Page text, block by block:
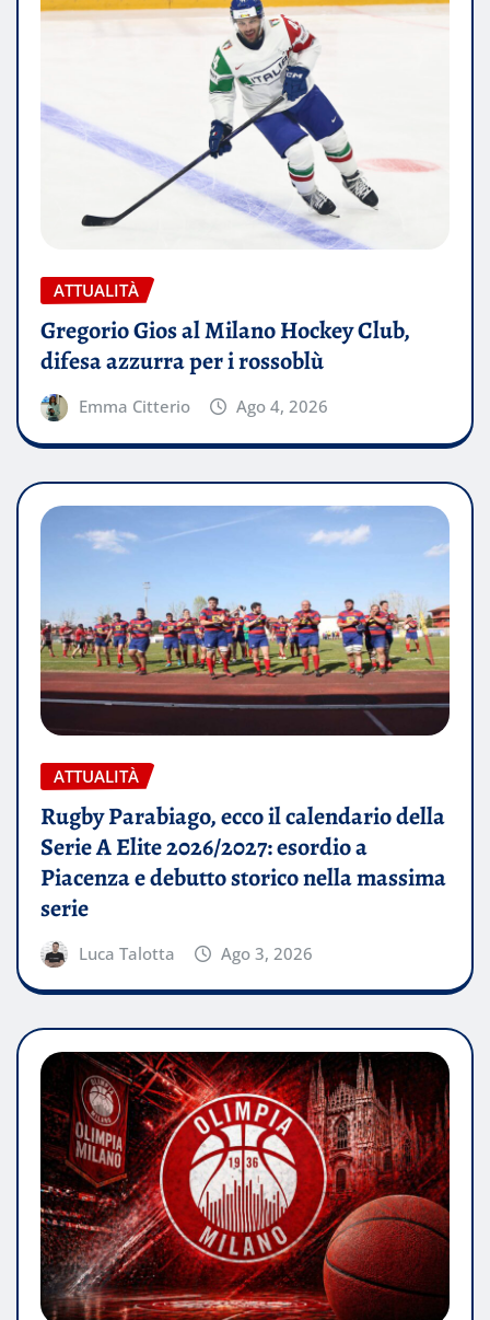
ATTUALITÀ
Gregorio Gios al Milano Hockey Club,
difesa azzurra per i rossoblù
Emma Citterio Ago 4, 2026
ATTUALITÀ
Rugby Parabiago, ecco il calendario della
Serie A Elite 2026/2027: esordio a
Piacenza e debutto storico nella massima
serie
Luca Talotta Ago 3, 2026